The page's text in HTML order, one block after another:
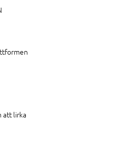
att lirka